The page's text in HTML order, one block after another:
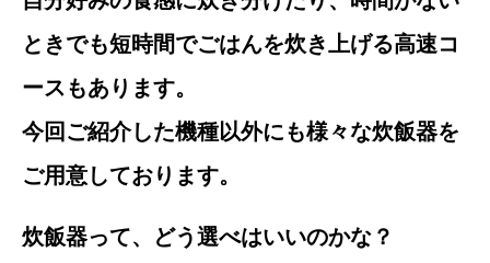
ときでも短時間でごはんを炊き上げる高速コ
ースもあります。
今回ご紹介した機種以外にも様々な炊飯器を
ご用意しております。
炊飯器って、どう選べはいいのかな？